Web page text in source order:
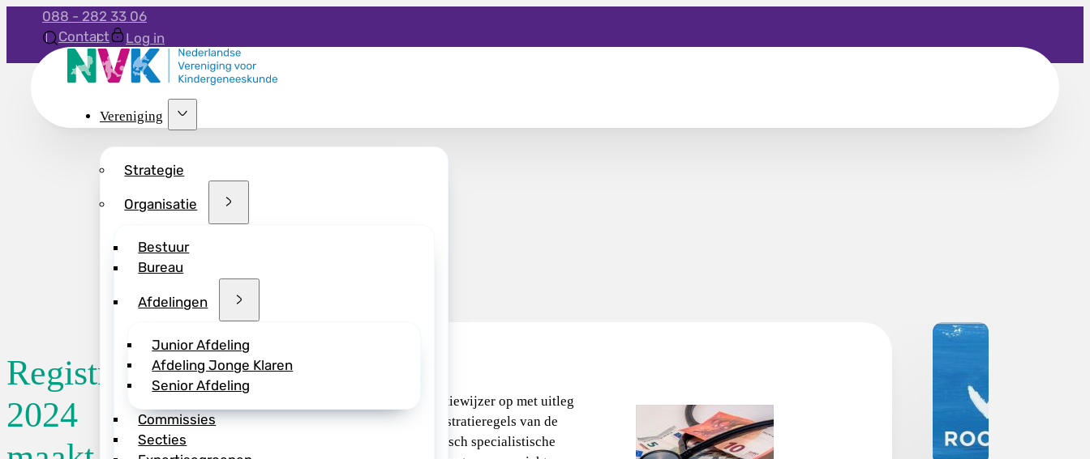
088 - 282 33 06
Contact
Log in
Vereniging
Strategie
Organisatie
Bestuur
Bureau
Afdelingen
Junior Afdeling
Afdeling Jonge Klaren
Senior Afdeling
Commissies
Secties
Registratiewijzer
2024
De FMS stelt jaarlijks de Registratiewijzer op met uitleg
over en een toelichting op de registratieregels van de
NZa voor het declareren van medisch specialistische